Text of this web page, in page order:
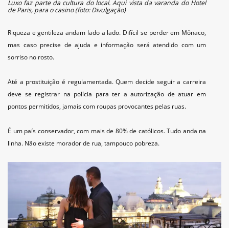
Luxo faz parte da cultura do local. Aqui vista da varanda do Hotel
de Paris, para o casino (foto: Divulgação)
Riqueza e gentileza andam lado a lado. Difícil se perder em Mônaco,
mas caso precise de ajuda e informação será atendido com um
sorriso no rosto.
Até a prostituição é regulamentada. Quem decide seguir a carreira
deve se registrar na polícia para ter a autorização de atuar em
pontos permitidos, jamais com roupas provocantes pelas ruas.
É um país conservador, com mais de 80% de católicos. Tudo anda na
linha. Não existe morador de rua, tampouco pobreza.